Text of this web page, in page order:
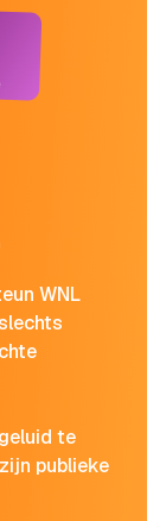
WNL
te
publieke